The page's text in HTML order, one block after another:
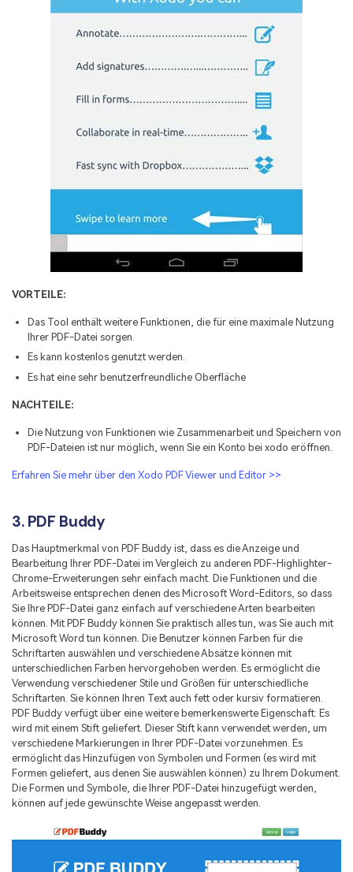
VORTEILE:
Das Tool enthält weitere Funktionen, die für eine maximale Nutzung
Ihrer PDF-Datei sorgen.
Es kann kostenlos genutzt werden.
Es hat eine sehr benutzerfreundliche Oberfläche
NACHTEILE:
Die Nutzung von Funktionen wie Zusammenarbeit und Speichern von
PDF-Dateien ist nur möglich, wenn Sie ein Konto bei xodo eröffnen.
Erfahren Sie mehr über den Xodo PDF Viewer und Editor >>
3. PDF Buddy
Das Hauptmerkmal von PDF Buddy ist, dass es die Anzeige und
Bearbeitung Ihrer PDF-Datei im Vergleich zu anderen PDF-Highlighter-
Chrome-Erweiterungen sehr einfach macht. Die Funktionen und die
Arbeitsweise entsprechen denen des Microsoft Word-Editors, so dass
Sie Ihre PDF-Datei ganz einfach auf verschiedene Arten bearbeiten
können. Mit PDF Buddy können Sie praktisch alles tun, was Sie auch mit
Microsoft Word tun können. Die Benutzer können Farben für die
Schriftarten auswählen und verschiedene Absätze können mit
unterschiedlichen Farben hervorgehoben werden. Es ermöglicht die
Verwendung verschiedener Stile und Größen für unterschiedliche
Schriftarten. Sie können Ihren Text auch fett oder kursiv formatieren.
PDF Buddy verfügt über eine weitere bemerkenswerte Eigenschaft: Es
wird mit einem Stift geliefert. Dieser Stift kann verwendet werden, um
verschiedene Markierungen in Ihrer PDF-Datei vorzunehmen. Es
ermöglicht das Hinzufügen von Symbolen und Formen (es wird mit
Formen geliefert, aus denen Sie auswählen können) zu Ihrem Dokument.
Die Formen und Symbole, die Ihrer PDF-Datei hinzugefügt werden,
können auf jede gewünschte Weise angepasst werden.